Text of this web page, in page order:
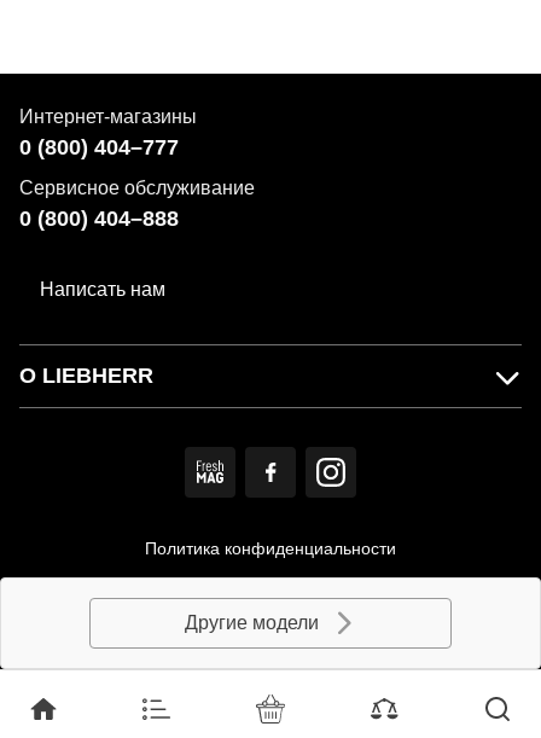
Другие модели
Интернет-магазины
0 (800) 404–777
Сервисное обслуживание
0 (800) 404–888
Написать нам
О LIEBHERR
© MIRS. Официальный дистрибьютор LIEBHERR в Украине
Политика конфиденциальности